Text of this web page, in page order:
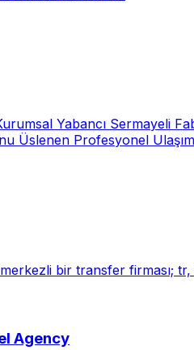
Yabancı Sermayeli
Üslenen Profesyonel
bir transfer firması;
Agency